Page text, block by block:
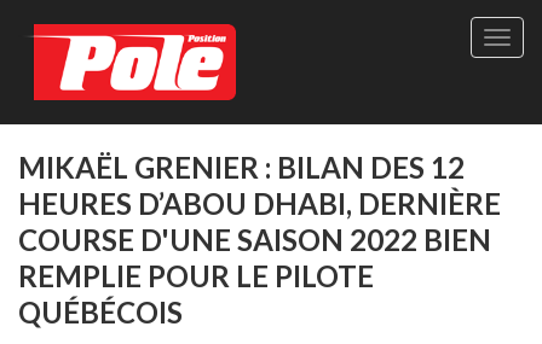
Site
Le
MIKAËL GRENIER : BILAN DES 12
HEURES D’ABOU DHABI, DERNIÈRE
COURSE D'UNE SAISON 2022 BIEN
REMPLIE POUR LE PILOTE
QUÉBÉCOIS